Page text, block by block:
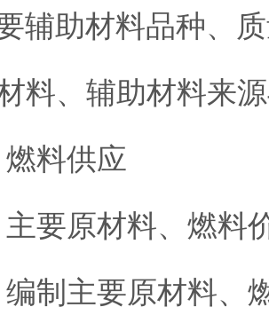
辅助材料品种、
料、辅助材料来
燃料供应
主要原材料、燃料
编制主要原材料、